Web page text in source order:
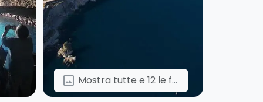
image Mostra tutte e 12 le foto